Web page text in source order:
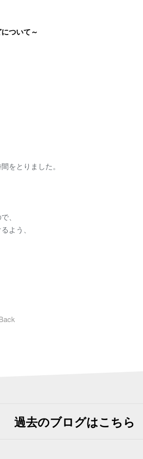
ついて～
をとりました。
、
よう、
る
過去のブログはこちら